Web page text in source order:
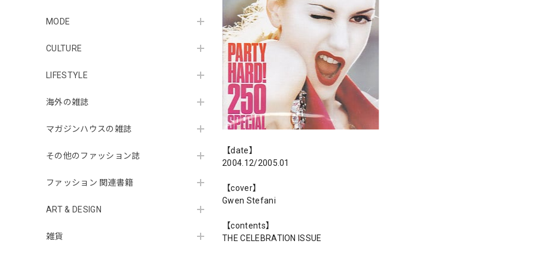
MODE
CULTURE
LIFESTYLE
海外の雑誌
マガジンハウスの雑誌
その他のファッション誌
ファッション 関連書籍
ART & DESIGN
雑貨
【date】
2004.12/2005.01
【cover】
Gwen Stefani
【contents】
THE CELEBRATION ISSUE